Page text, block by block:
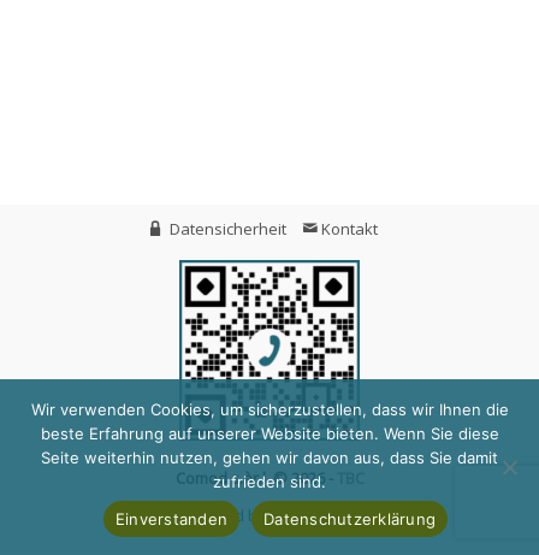
Datensicherheit Kontakt
Comod s.àr.l. © 2026 -
Protected by
ReCaptcha
Wir verwenden Cookies, um sicherzustellen, dass wir Ihnen die
beste Erfahrung auf unserer Website bieten. Wenn Sie diese
Seite weiterhin nutzen, gehen wir davon aus, dass Sie damit
zufrieden sind.
Einverstanden
Datenschutzerklärung